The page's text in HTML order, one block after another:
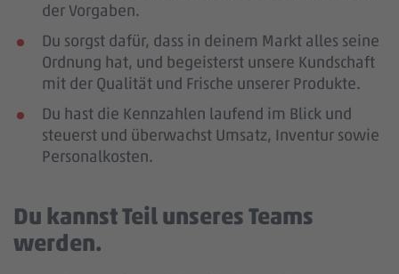
der Vorgaben.
Du sorgst dafür, dass in deinem Markt alles seine
Ordnung hat, und begeisterst unsere Kundschaft
mit der Qualität und Frische unserer Produkte.
Du hast die Kennzahlen laufend im Blick und
steuerst und überwachst Umsatz, Inventur sowie
Personalkosten.
Du kannst Teil unseres Teams
werden.